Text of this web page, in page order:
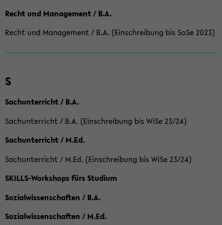
Recht und Management / B.A.
Recht und Management / B.A. (Einschreibung bis SoSe 2023)
S
Sachunterricht / B.A.
Sachunterricht / B.A. (Einschreibung bis WiSe 23/24)
Sachunterricht / M.Ed.
Sachunterricht / M.Ed. (Einschreibung bis WiSe 23/24)
SKILLS-Workshops fürs Studium
Sozialwissenschaften / B.A.
Sozialwissenschaften / M.Ed.